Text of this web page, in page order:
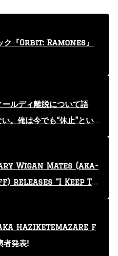
ク『Orbit: Ramones』
ルディ離脱について語
。俺は今でも“休止”とい
Wigan Mates (aka-
releases “I Keep Tr
HAZIKETEMAZARE F
者発表!